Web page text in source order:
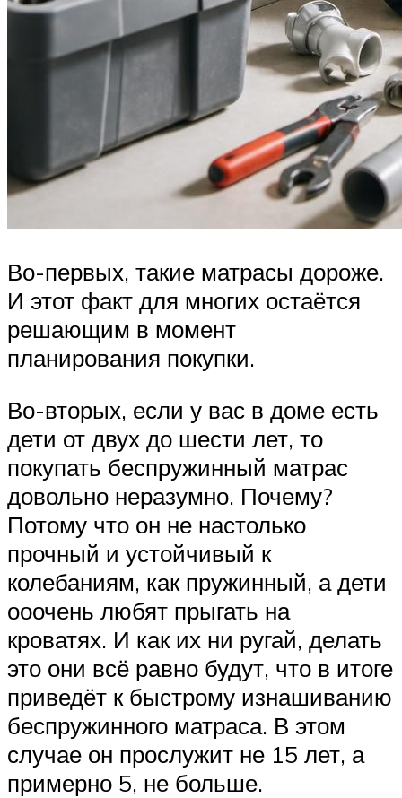
Во-первых, такие матрасы дороже.
И этот факт для многих остаётся
решающим в момент
планирования покупки.
Во-вторых, если у вас в доме есть
дети от двух до шести лет, то
покупать беспружинный матрас
довольно неразумно. Почему?
Потому что он не настолько
прочный и устойчивый к
колебаниям, как пружинный, а дети
ооочень любят прыгать на
кроватях. И как их ни ругай, делать
это они всё равно будут, что в итоге
приведёт к быстрому изнашиванию
беспружинного матраса. В этом
случае он прослужит не 15 лет, а
примерно 5, не больше.